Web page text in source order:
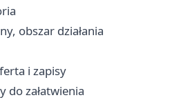
obszar działania
i zapisy
do załatwienia